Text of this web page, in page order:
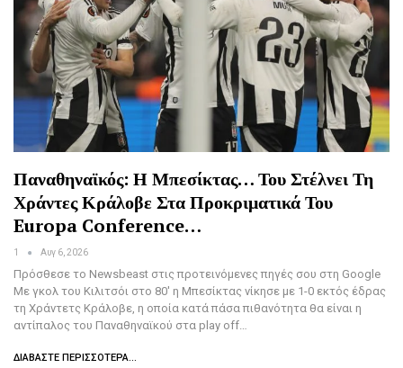
Παναθηναϊκός: Η Μπεσίκτας… Του Στέλνει Τη
Χράντες Κράλοβε Στα Προκριματικά Του
Europa Conference…
1 Αυγ 6, 2026
Πρόσθεσε το Newsbeast στις προτεινόμενες πηγές σου στη Google
Με γκολ του Κιλιτσόι στο 80′ η Μπεσίκτας νίκησε με 1-0 εκτός έδρας
τη Χράντετς Κράλοβε, η οποία κατά πάσα πιθανότητα θα είναι η
αντίπαλος του Παναθηναϊκού στα play off…
ΔΙΑΒΆΣΤΕ ΠΕΡΙΣΣΌΤΕΡΑ...